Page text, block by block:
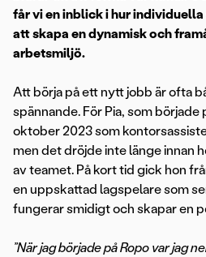
får vi en inblick i hur
att skapa en dynamisk och
arbetsmiljö.
Att börja på ett nytt jobb är ofta
spännande. För Pia, som började
oktober 2023 som
men det dröjde inte länge innan
av teamet. På kort tid gick hon
en uppskattad lagspelare som
fungerar smidigt och skapar en
”När jag började på Ropo var jag